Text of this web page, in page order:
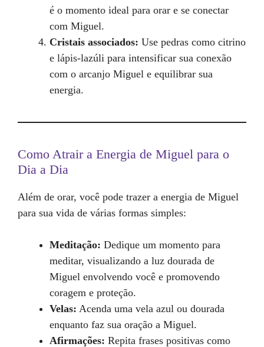
é o momento ideal para orar e se conectar
com Miguel.
Cristais associados: Use pedras como citrino
e lápis-lazúli para intensificar sua conexão
com o arcanjo Miguel e equilibrar sua
energia.
Como Atrair a Energia de Miguel para o
Dia a Dia
Além de orar, você pode trazer a energia de Miguel
para sua vida de várias formas simples:
Meditação: Dedique um momento para
meditar, visualizando a luz dourada de
Miguel envolvendo você e promovendo
coragem e proteção.
Velas: Acenda uma vela azul ou dourada
enquanto faz sua oração a Miguel.
Afirmações: Repita frases positivas como